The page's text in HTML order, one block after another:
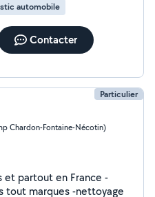
automobile
Contacter
Particulier
Chardon-Fontaine-Nécotin)
partout en France -
diagnostic auto -mécaniques tout marques -nettoyage